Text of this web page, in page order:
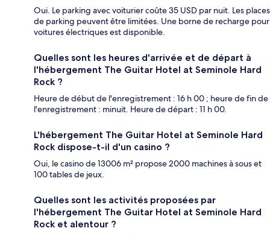
Oui. Le parking avec voiturier coûte 35 USD par nuit. Les places
de parking peuvent être limitées. Une borne de recharge pour
voitures électriques est disponible.
Quelles sont les heures d'arrivée et de départ à
l'hébergement The Guitar Hotel at Seminole Hard
Rock ?
Heure de début de l'enregistrement : 16 h 00 ; heure de fin de
l'enregistrement : minuit. Heure de départ : 11 h 00.
L'hébergement The Guitar Hotel at Seminole Hard
Rock dispose-t-il d'un casino ?
Oui, le casino de 13006 m² propose 2000 machines à sous et
100 tables de jeux.
Quelles sont les activités proposées par
l'hébergement The Guitar Hotel at Seminole Hard
Rock et alentour ?